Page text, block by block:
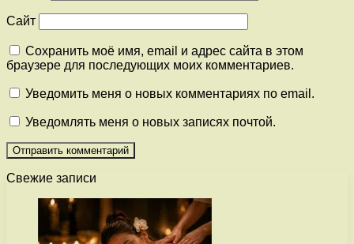
Сайт
Сохранить моё имя, email и адрес сайта в этом
браузере для последующих моих комментариев.
Уведомить меня о новых комментариях по email.
Уведомлять меня о новых записях почтой.
Свежие записи